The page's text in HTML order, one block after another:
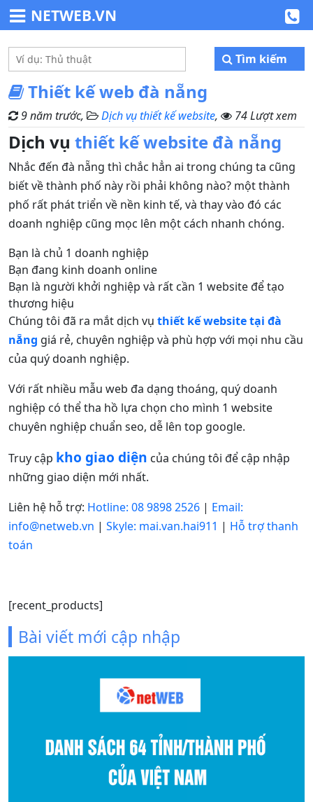
NETWEB.VN
Tìm kiếm
Thiết kế web đà nẵng
9 năm trước, Dịch vụ thiết kế website, 74 Lượt xem
Dịch vụ thiết kế website đà nẵng
Nhắc đến đà nẵng thì chắc hẳn ai trong chúng ta cũng
biết về thành phố này rồi phải không nào? một thành
phố rất phát triển về nền kinh tế, và thay vào đó các
doanh nghiệp cũng mọc lên một cách nhanh chóng.
Bạn là chủ 1 doanh nghiệp
Bạn đang kinh doanh online
Bạn là người khởi nghiệp và rất cần 1 website để tạo
thương hiệu
Chúng tôi đã ra mắt dịch vụ thiết kế website tại đà
nẵng giá rẻ, chuyên nghiệp và phù hợp với mọi nhu cầu
của quý doanh nghiệp.
Với rất nhiều mẫu web đa dạng thoáng, quý doanh
nghiệp có thể tha hồ lựa chọn cho mình 1 website
chuyên nghiệp chuẩn seo, dễ lên top google.
Truy cập kho giao diện của chúng tôi để cập nhập
những giao diện mới nhất.
Liên hệ hỗ trợ: Hotline: 08 9898 2526 | Email:
info@netweb.vn | Skyle: mai.van.hai911 | Hỗ trợ thanh
toán
[recent_products]
Bài viết mới cập nhập